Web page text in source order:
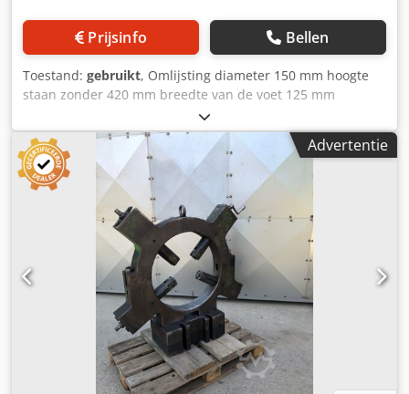
Prijsinfo Bellen
Toestand: gebruikt, Omlijsting diameter 150 mm hoogte
staan zonder 420 mm breedte van de voet 125 mm
Advertentie